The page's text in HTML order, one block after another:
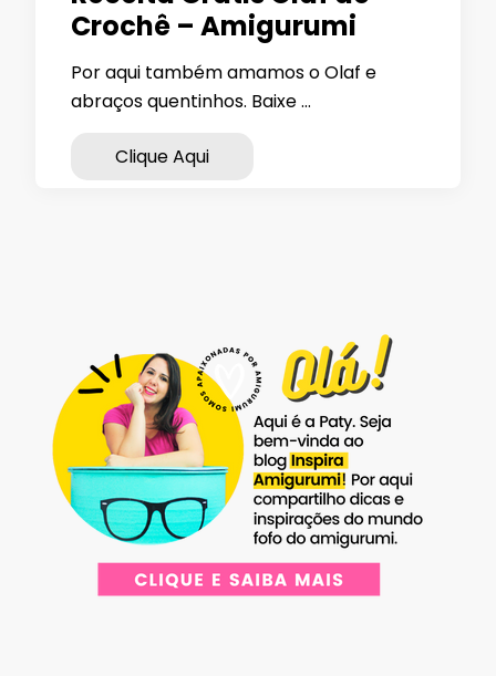
Crochê – Amigurumi
Por aqui também amamos o Olaf e
abraços quentinhos. Baixe …
Clique Aqui